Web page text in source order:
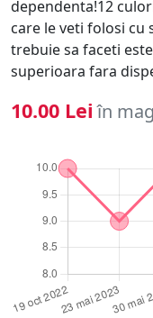
dependenta!12
care le veti folosi
trebuie sa faceti
superioara fara
10.00 Lei în